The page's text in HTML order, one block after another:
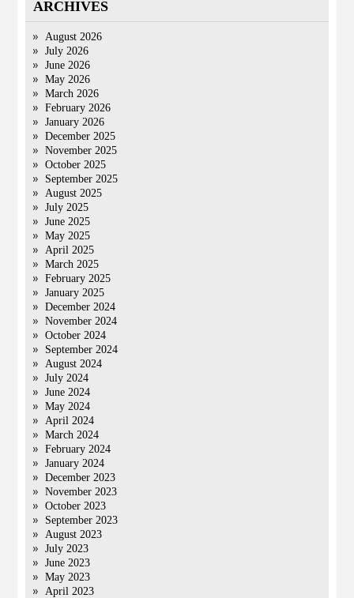
ARCHIVES
August 2026
July 2026
June 2026
May 2026
March 2026
February 2026
January 2026
December 2025
November 2025
October 2025
September 2025
August 2025
July 2025
June 2025
May 2025
April 2025
March 2025
February 2025
January 2025
December 2024
November 2024
October 2024
September 2024
August 2024
July 2024
June 2024
May 2024
April 2024
March 2024
February 2024
January 2024
December 2023
November 2023
October 2023
September 2023
August 2023
July 2023
June 2023
May 2023
April 2023